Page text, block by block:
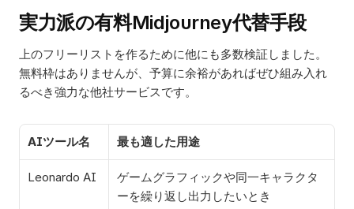
実力派の有料Midjourney代替手段
上のフリーリストを作るために他にも多数検証しました。
無料枠はありませんが、予算に余裕があればぜひ組み入れ
るべき強力な他社サービスです。
AIツール名 最も適した用途
Leonardo AI
ゲームグラフィックや同一キャラクタ
ーを繰り返し出力したいとき